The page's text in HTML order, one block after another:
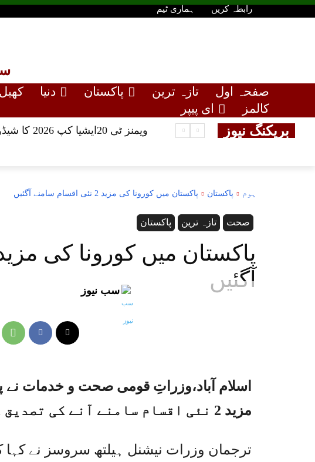
رابطہ کریں ہماری ٹیم
صفحہ اول تازہ ترین پاکستان دنیا کھیل
کالمز
ای پیپر
بریکنگ نیوز ویمنز ٹی 20ایشیا کپ 2026 کا شیڈول جاری، پاکستان اور بھارت ایک ہی گروپ میں شامل
ہوم پاکستان پاکستان میں کورونا کی مزید 2 نئی اقسام سامنے آگئیں
پاکستان تازہ ترین صحت
آگئیں
سب نیوز
اسلام آباد،وزراتِ قومی صحت و خدمات نے
مزید 2 نئی اقسام سامنے آنے کی تصدیق کر دی ۔
ترجمان وزرات نیشنل ہیلتھ سروسز نے کہا